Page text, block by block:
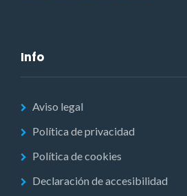
Info
Aviso legal
Política de privacidad
Política de cookies
Declaración de accesibilidad